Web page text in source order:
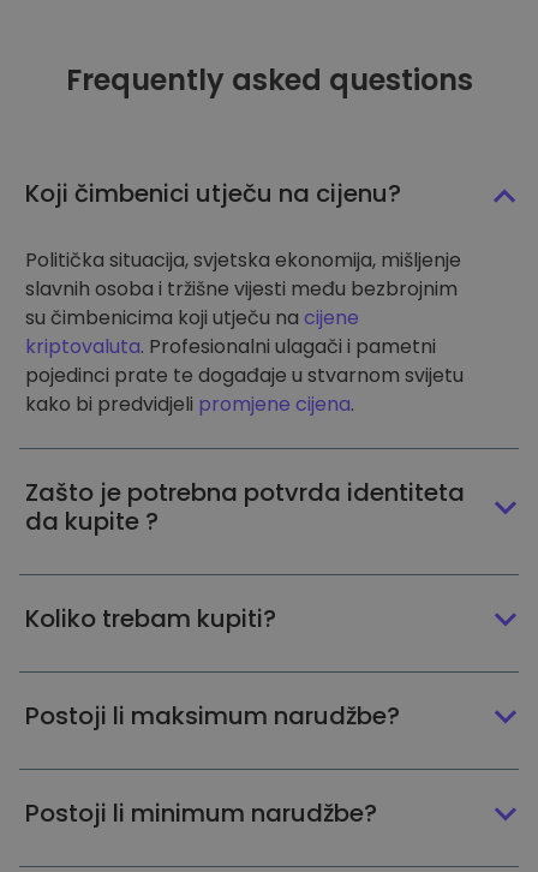
Frequently asked questions
Koji čimbenici utječu na cijenu?
Politička situacija, svjetska ekonomija, mišljenje
slavnih osoba i tržišne vijesti među bezbrojnim
su čimbenicima koji utječu na cijene
kriptovaluta. Profesionalni ulagači i pametni
pojedinci prate te događaje u stvarnom svijetu
kako bi predvidjeli promjene cijena.
Zašto je potrebna potvrda identiteta
da kupite ?
Koliko trebam kupiti?
Postoji li maksimum narudžbe?
Postoji li minimum narudžbe?